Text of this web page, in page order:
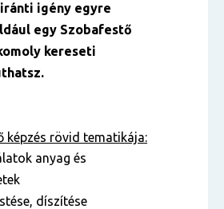
igény egyre
egy Szobafestő
kereseti
képzés rövid tematikája:
anyag és
díszítése